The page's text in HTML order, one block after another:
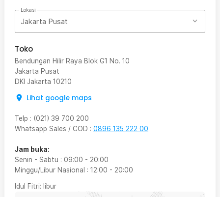
Lokasi
Jakarta Pusat
Toko
Bendungan Hilir Raya Blok G1 No. 10
Jakarta Pusat
DKI Jakarta 10210
Lihat google maps
Telp : (021) 39 700 200
Whatsapp Sales / COD : 0896 135 222 00
Jam buka:
Senin - Sabtu : 09:00 - 20:00
Minggu/Libur Nasional : 12:00 - 20:00
Idul Fitri: libur